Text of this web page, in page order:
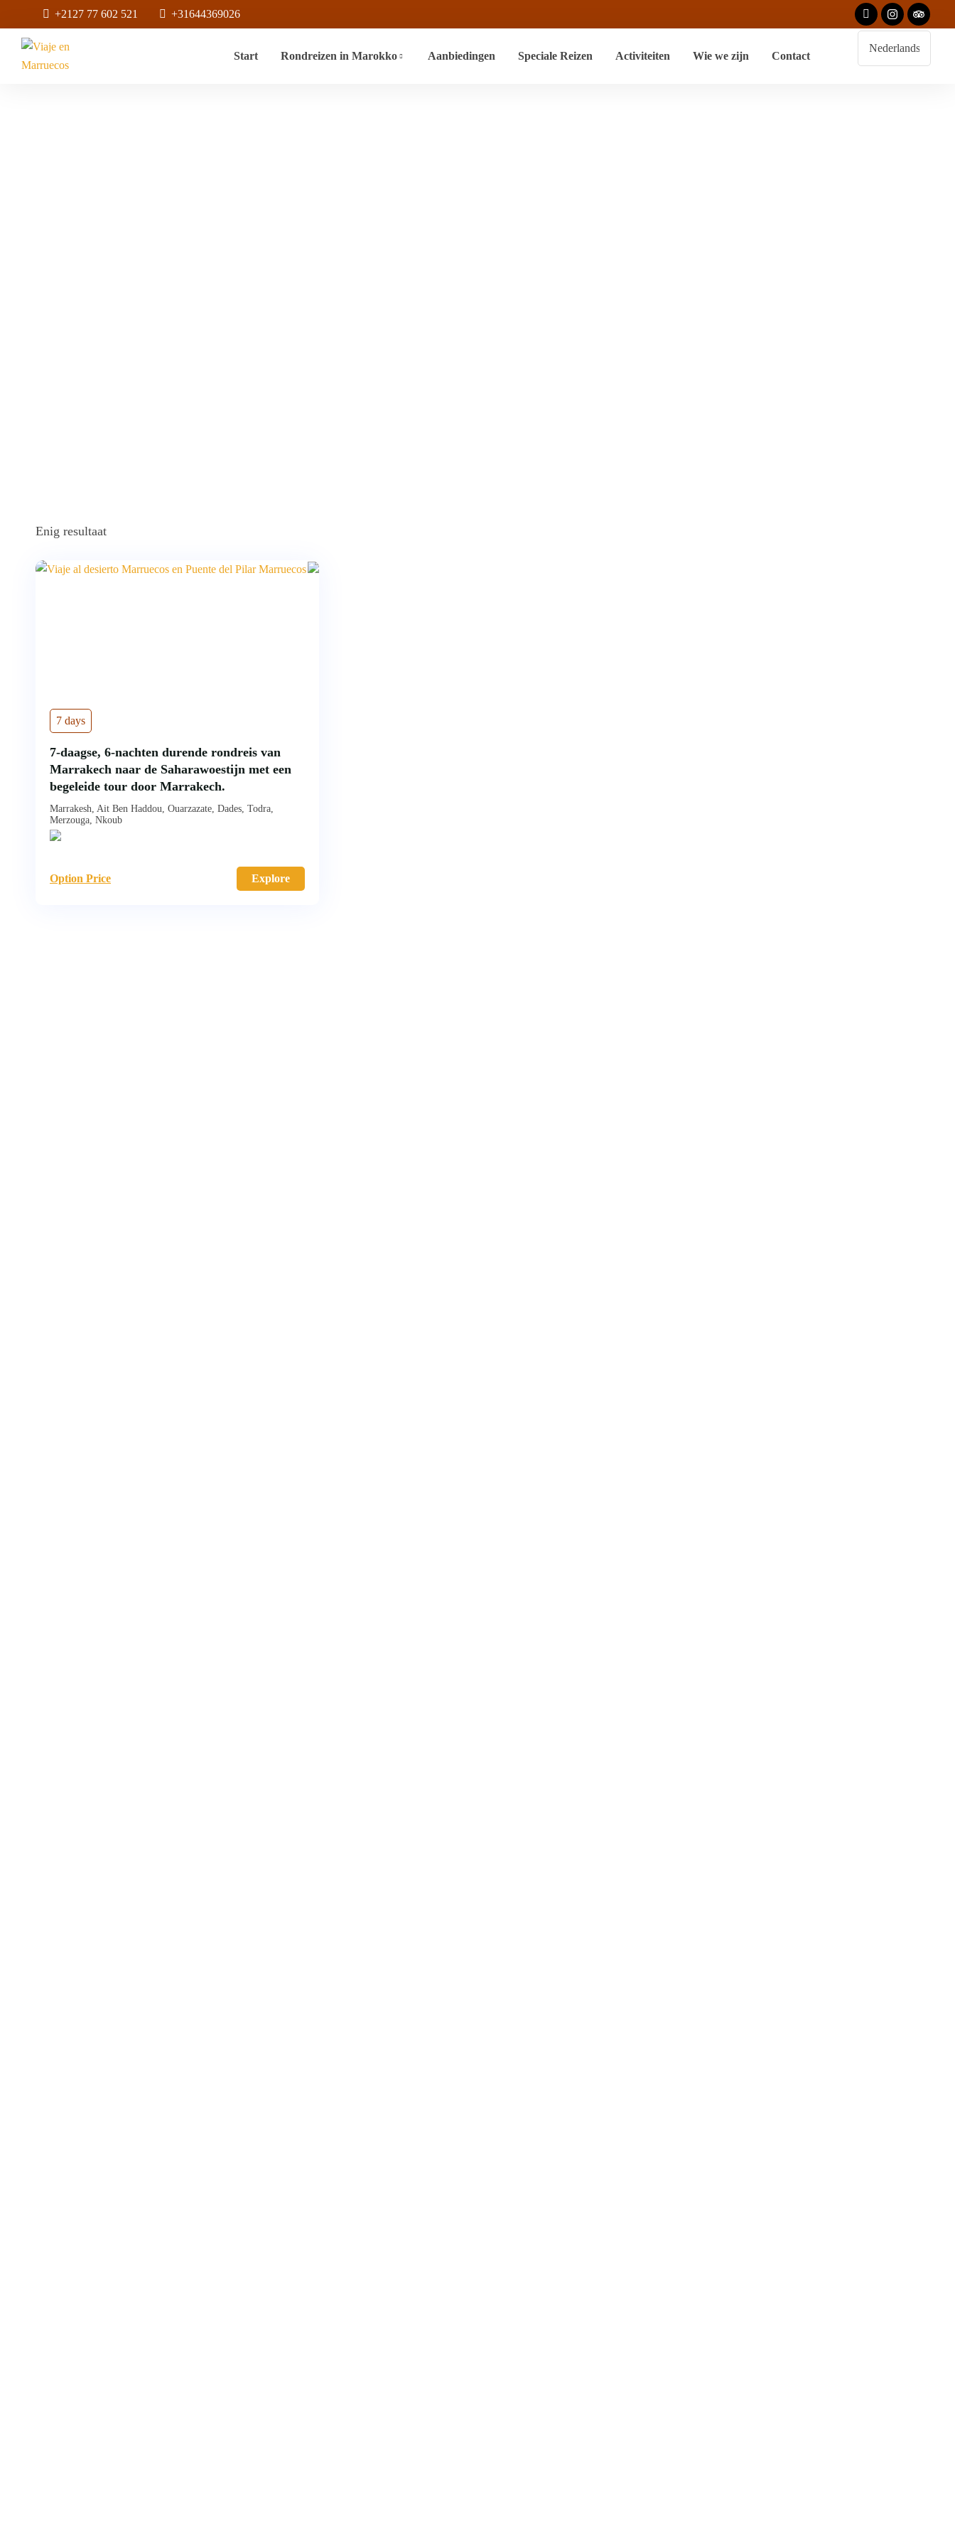
+2127 77 602 521 +31644369026
Start Rondreizen in Marokko Aanbiedingen Speciale Reizen Activiteiten Wie we zijn Contact
Enig resultaat
7 days
7-daagse, 6-nachten durende rondreis van
Marrakech naar de Saharawoestijn met een
begeleide tour door Marrakech.
Marrakesh, Ait Ben Haddou, Ouarzazate, Dades, Todra,
Merzouga, Nkoub
Option Price Explore